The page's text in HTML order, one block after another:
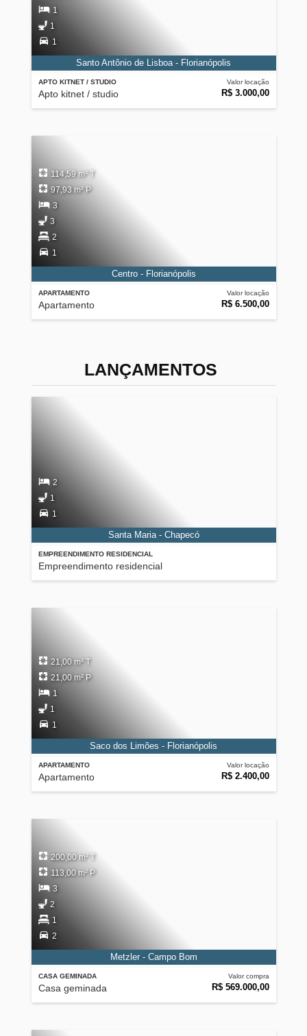
APTO KITNET / STUDIO
Apto kitnet / studio
Valor locação
R$ 3.000,00
1
1
1
Santo Antônio de Lisboa - Florianópolis
APARTAMENTO
Apartamento
Valor locação
R$ 6.500,00
114,59 m² T
97,93 m² P
3
3
2
1
Centro - Florianópolis
LANÇAMENTOS
EMPREENDIMENTO RESIDENCIAL
Empreendimento residencial
2
1
1
Santa Maria - Chapecó
APARTAMENTO
Apartamento
Valor locação
R$ 2.400,00
21,00 m² T
21,00 m² P
1
1
1
Saco dos Limões - Florianópolis
CASA GEMINADA
Casa geminada
Valor compra
R$ 569.000,00
200,00 m² T
113,00 m² P
3
2
1
2
Metzler - Campo Bom